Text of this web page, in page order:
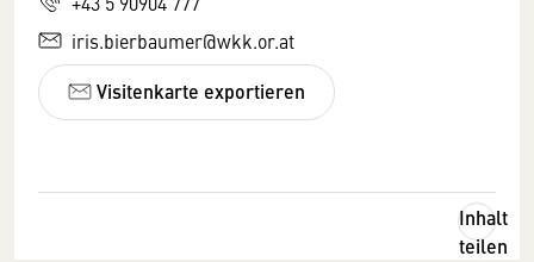
iris.bierbaumer@wkk.or.at
Visitenkarte exportieren
Inhalt
teilen